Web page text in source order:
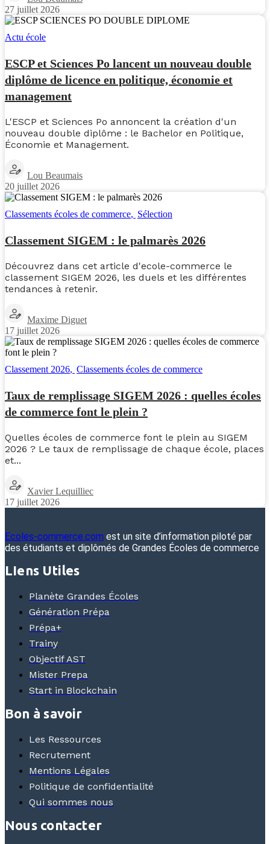
27 juillet 2026
Actu école
ESCP et Sciences Po lancent un nouveau double
diplôme de licence en politique, économie et
management
L'ESCP et Sciences Po annoncent la création d'un
nouveau double diplôme : le Bachelor en Politique,
Économie et Management.
Lou Beaumais
20 juillet 2026
Classements écoles de commerce, Sélection
Classement SIGEM : le palmarès 2026
Découvrez dans cet article d'ecole-commerce le
classement SIGEM 2026, les duels et les différentes
tendances à retenir.
Maxime Diguet
17 juillet 2026
Classement 2026, Classements écoles de commerce
Taux de remplissage SIGEM 2026 : quelles écoles
de commerce font le plein ?
Quelles écoles de commerce font le plein au SIGEM
2026 ? Le taux de remplissage de chaque école, places
et...
Xavier Lequilliec
17 juillet 2026
Ecoles-commerce.com est un site d’information piloté par
des étudiants et diplômés de Grandes Écoles de commerce
LIens Utiles
Planète Grandes Écoles
Génération Prépa
Prépa+
Trainy
Objectif AST
Mister Prepa
Start in Blockchain
Bon à savoir
Les Ressources
Recrutement
Mentions Légales
Politique de confidentialité
Qui sommes nous
Nous contacter